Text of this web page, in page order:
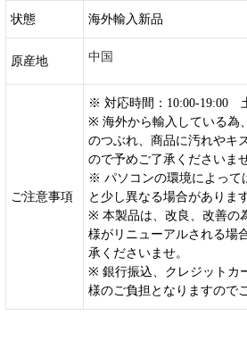
状態 海外輸入新品
原産地 中国
ご注意事項
※ 対応時間：10:00-19:00
※ 海外から輸入している為
のつぶれ、商品に汚れやキ
ので予めご了承くださいませ
※ パソコンの環境によって
と少し異なる場合があります
※ 本製品は、改良、改善の
様がリニューアルされる場
承くださいませ。
※ 銀行振込、クレジットカ
様のご負担となりますので